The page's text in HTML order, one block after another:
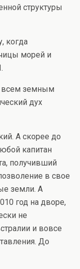
структуры
когда
морей и
всем земным
дух
А скорее до
капитан
получивший
в свое
земли. А
год на дворе,
не
и вовсе
До